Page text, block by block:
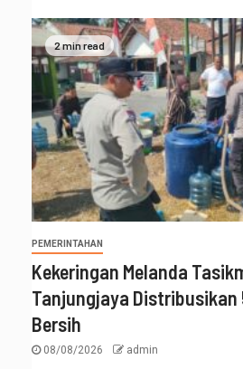
2 min read
PEMERINTAHAN
Kekeringan Melanda
Tanjungjaya Distribusikan
Bersih
08/08/2026 admin